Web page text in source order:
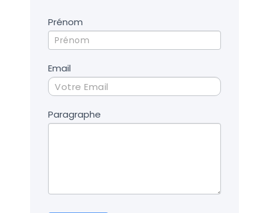
Contact
UD
Prénom
Email
Paragraphe